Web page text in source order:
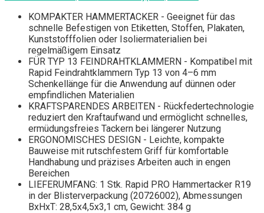
KOMPAKTER HAMMERTACKER - Geeignet für das
schnelle Befestigen von Etiketten, Stoffen, Plakaten,
Kunststofffolien oder Isoliermaterialien bei
regelmäßigem Einsatz
FÜR TYP 13 FEINDRAHTKLAMMERN - Kompatibel mit
Rapid Feindrahtklammern Typ 13 von 4–6 mm
Schenkellänge für die Anwendung auf dünnen oder
empfindlichen Materialien
KRAFTSPARENDES ARBEITEN - Rückfedertechnologie
reduziert den Kraftaufwand und ermöglicht schnelles,
ermüdungsfreies Tackern bei längerer Nutzung
ERGONOMISCHES DESIGN - Leichte, kompakte
Bauweise mit rutschfestem Griff für komfortable
Handhabung und präzises Arbeiten auch in engen
Bereichen
LIEFERUMFANG: 1 Stk. Rapid PRO Hammertacker R19
in der Blisterverpackung (20726002), Abmessungen
BxHxT: 28,5x4,5x3,1 cm, Gewicht: 384 g